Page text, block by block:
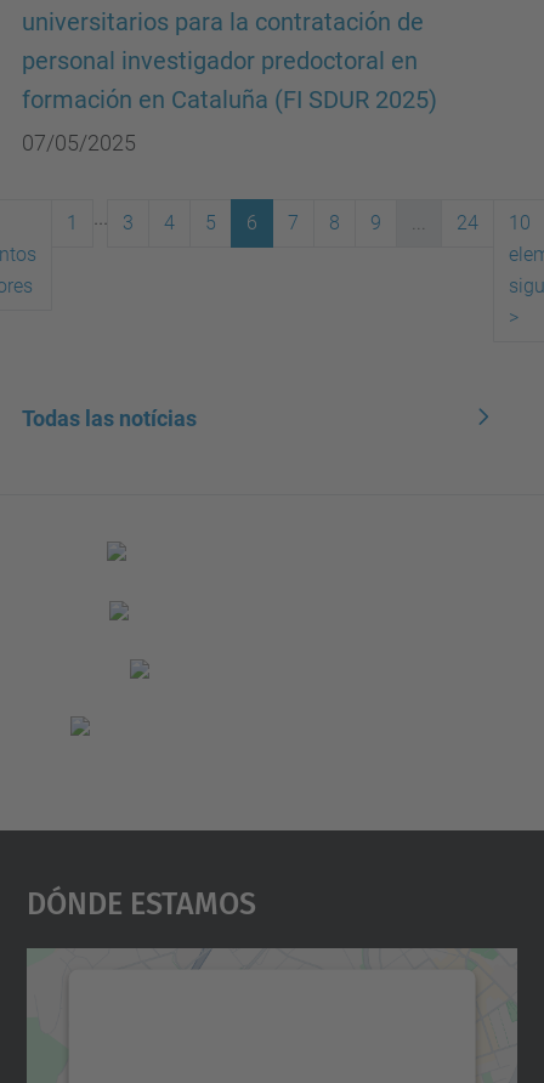
universitarios para la contratación de
personal investigador predoctoral en
formación en Cataluña (FI SDUR 2025)
07/05/2025
1 3 4 5 6 7 8 9 ... 24
10
>
Todas las notícias
Dónde Estamos